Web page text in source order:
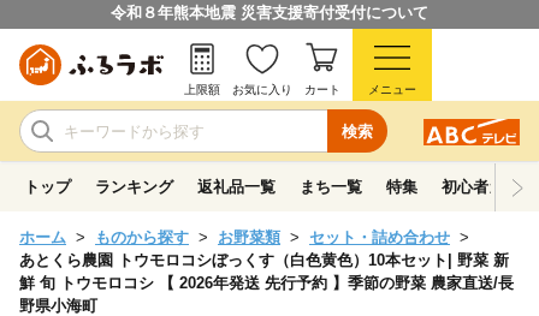
令和８年熊本地震 災害支援寄付受付について
検索
上限額 お気に入り カート メニュー
トップ ランキング 返礼品一覧 まち一覧 特集 初心者ガイド
ホーム ものから探す お野菜類
セット・詰め合わせ
あとくら農園 トウモロコシぼっくす（白色黄色）10本セット| 野菜 新
鮮 旬 トウモロコシ 【 2026年発送 先行予約 】季節の野菜 農家直送/長
野県小海町